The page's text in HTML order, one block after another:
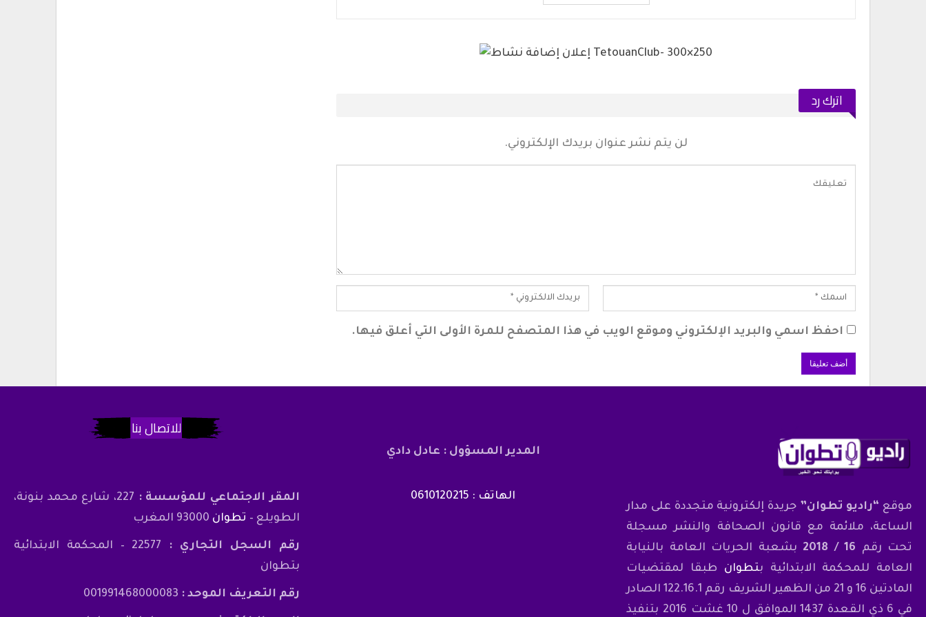
اترك رد
لن يتم نشر عنوان بريدك الإلكتروني.
احفظ اسمي والبريد الإلكتروني وموقع الويب في هذا المتصفح للمرة الأولى التي أعلق فيها.
موقع “راديو تطوان” جريدة إلكترونية متجددة على مدار
الساعة، ملائمة مع قانون الصحافة والنشر مسجلة
تحت رقم 16 / 2018
بشعبة الحريات العامة بالنيابة
العامة للمحكمة الابتدائية بتطوان طبقا لمقتضيات
المادتين 16 و 21 من الظهير الشريف رقم 122.16.1 الصادر
في 6 ذي القعدة 1437 الموافق ل 10 غشت 2016 بتنفيذ
المدير المسؤول : عادل دادي
الهاتف : 0610120215
للاتصال بنا
المقر الاجتماعي للمؤسسة :
227، شارع محمد بنونة،
الطويلع – تطوان
رقم السجل التجاري :
22577 – المحكمة الابتدائية
بتطوان
رقم التعريف الموحد : 001991468000083